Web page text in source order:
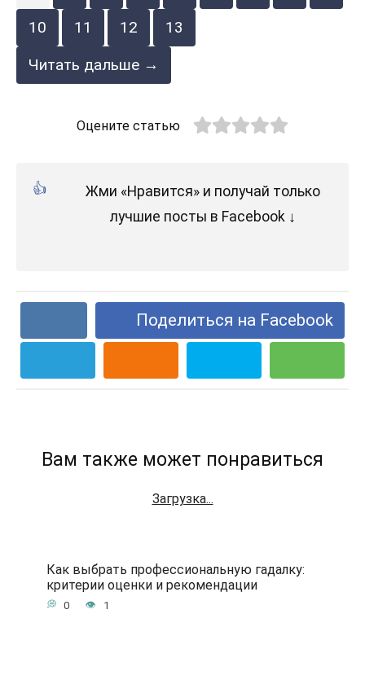
10
11 12
13
Читать дальше →
Оцените статью
Жми «Нравится» и получай только
лучшие посты в Facebook ↓
Поделиться на Facebook
Вам также может понравиться
Загрузка...
Как выбрать профессиональную гадалку:
критерии оценки и рекомендации
0 1